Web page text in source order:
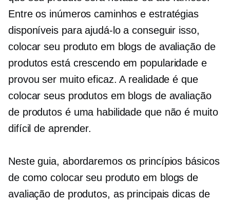
Entre os inúmeros caminhos e estratégias
disponíveis para ajudá-lo a conseguir isso,
colocar seu produto em blogs de avaliação de
produtos está crescendo em popularidade e
provou ser muito eficaz. A realidade é que
colocar seus produtos em blogs de avaliação
de produtos é uma habilidade que não é muito
difícil de aprender.
Neste guia, abordaremos os princípios básicos
de como colocar seu produto em blogs de
avaliação de produtos, as principais dicas de